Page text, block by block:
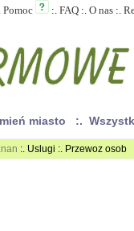
Pomoc :. FAQ :. O nas :.
miasto :.
:. Uslugi :. Przewoz osob